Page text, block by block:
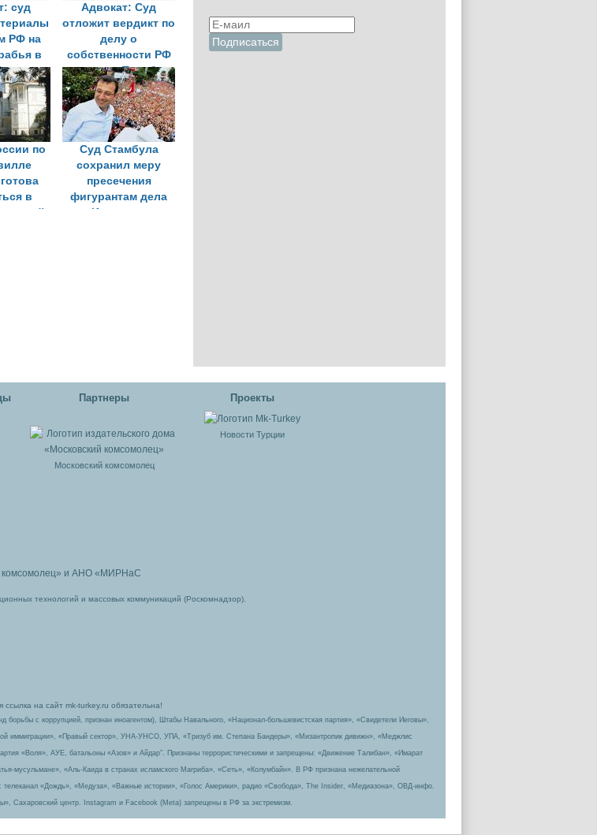
суд
РФ на
в
Адвокат: Суд
отложит вердикт по
делу о
собственности РФ
на виллу Тарабья
по
в
Суд Стамбула
сохранил меру
пресечения
фигурантам дела
Имамоглу
Партнеры
Московский комсомолец
Проекты
Новости Турции
и АНО «МИРНаС
технологий и массовых коммуникаций (Роскомнадзор).
на сайт mk-turkey.ru обязательна!
с коррупцией, признан иноагентом), Штабы Навального, «Национал-большевистская партия», «Свидетели Иеговы»,
иммиграции», «Правый сектор», УНА-УНСО, УПА, «Тризуб им. Степана Бандеры», «Мизантропик дивижн», «Меджлис
«Воля», АУЕ, батальоны «Азов» и Айдар″. Признаны террористическими и запрещены: «Движение Талибан», «Имарат
мусульмане», «Аль-Каида в странах исламского Магриба», «Сеть», «Колумбайн». В РФ признана нежелательной
«Дождь», «Медуза», «Важные истории», «Голос Америки», радио «Свобода», The Insider, «Медиазона», ОВД-инфо.
Сахаровский центр. Instagram и Facebook (Metа) запрещены в РФ за экстремизм.